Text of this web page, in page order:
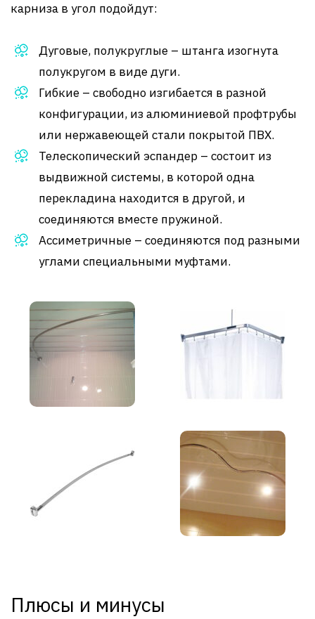
карниза в угол подойдут:
Дуговые, полукруглые – штанга изогнута
полукругом в виде дуги.
Гибкие – свободно изгибается в разной
конфигурации, из алюминиевой профтрубы
или нержавеющей стали покрытой ПВХ.
Телескопический эспандер – состоит из
выдвижной системы, в которой одна
перекладина находится в другой, и
соединяются вместе пружиной.
Ассиметричные – соединяются под разными
углами специальными муфтами.
Плюсы и минусы